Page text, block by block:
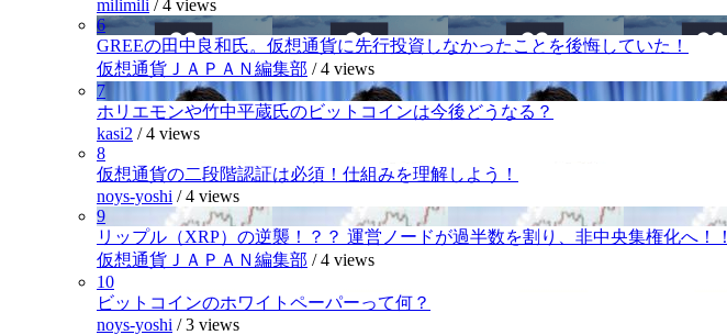
milimili /4 views
6
GREEの田中良和氏。仮想通貨に先行投資しなかったことを後悔していた！
仮想通貨ＪＡＰＡＮ編集部 /4 views
7
ホリエモンや竹中平蔵氏のビットコインは今後どうなる？
kasi2 /4 views
8
仮想通貨の二段階認証は必須！仕組みを理解しよう！
noys-yoshi /4 views
9
リップル（XRP）の逆襲！？？ 運営ノードが過半数を割り、非中央集権化へ！！
仮想通貨ＪＡＰＡＮ編集部 /4 views
10
ビットコインのホワイトペーパーって何？
noys-yoshi /3 views